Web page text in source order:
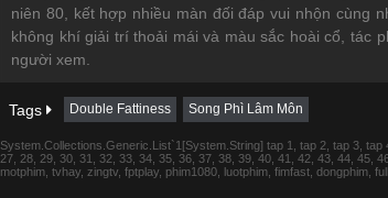
niên 80, kết hợp nhiều màn đối đáp vui nhộn cùng
không khí giải trí thoải mái và màu sắc hoài cổ, tác
người xem.
Tags Double Fattiness Song Phì Lâm Môn
System.Collections.Generic.List`1[System.String] tap 1, tap 2, tap 3,
27, 28, 29, 30, 31, 32, 33, 34, 35, 36, 37, 38, 39, 40, 41, 42, 43, 44, 45,
motphim, tvhay, zingtv, fptplay, phim1080, luotphim, fimfast, dongphim,